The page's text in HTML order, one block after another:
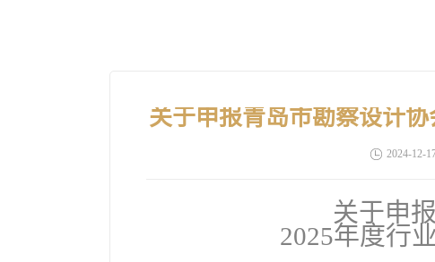
关于申报青岛市勘察设计
2024-12-
关于申
2025年度行